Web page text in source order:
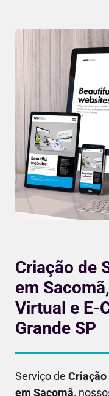
Criação de
em
Virtual e E-
Grande SP
Serviço de Criação
em Sacomã,